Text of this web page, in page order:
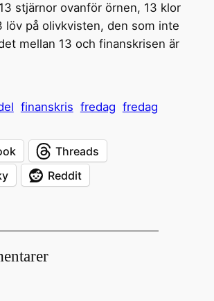
stjärnor ovanför örnen, 13 klor
löv på olivkvisten, den som inte
mellan 13 och finanskrisen är
finanskris fredag fredag
Threads
Reddit